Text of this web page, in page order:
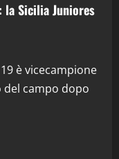
26^ Puntata
la Sicilia Juniores
è vicecampione
campo dopo